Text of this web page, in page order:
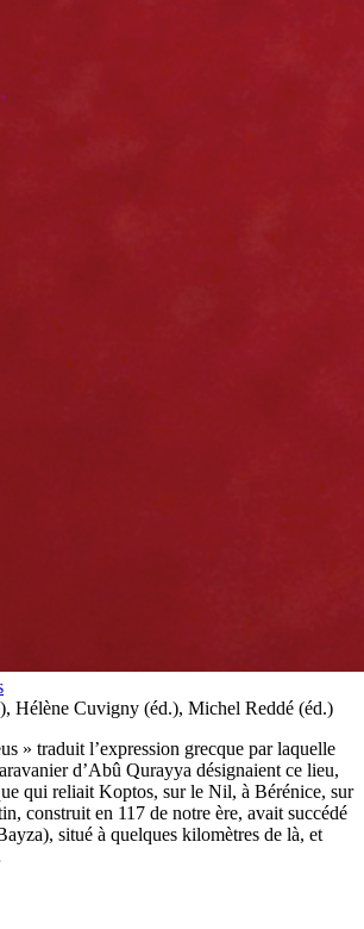
Hélène Cuvigny (éd.), Michel Reddé (éd.)
» traduit l’expression grecque par laquelle
d’Abû Qurayya désignaient ce lieu,
qui reliait Koptos, sur le Nil, à Bérénice, sur
construit en 117 de notre ère, avait succédé
situé à quelques kilomètres de là, et